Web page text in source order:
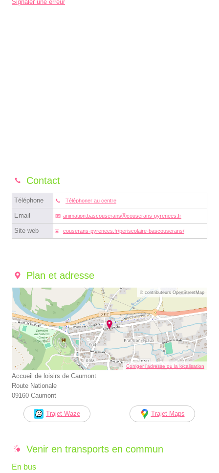
Signaler une erreur
Contact
Téléphone Téléphoner au centre
Email animation.bascouseransⓐcouserans-pyrenees.fr
Site web couserans-pyrenees.fr/periscolaire-bascouserans/
Plan et adresse
© contributeurs OpenStreetMap
Corriger l’adresse ou la localisation
Accueil de loisirs de Caumont
Route Nationale
09160 Caumont
Trajet Waze Trajet Maps
Venir en transports en commun
En bus